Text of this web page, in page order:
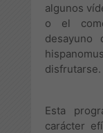
algunos
o el
desayuno
disfrutarse.
Esta
carácter